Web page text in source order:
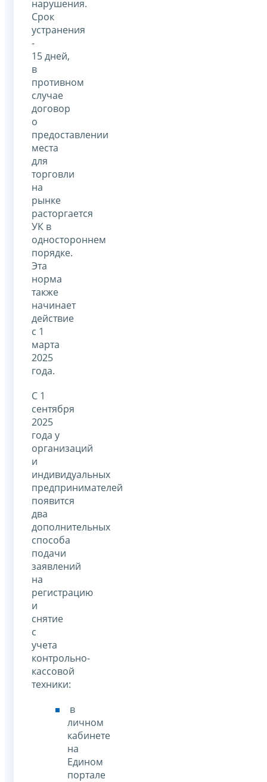
нарушения.
Срок
устранения
-
15 дней,
в
противном
случае
договор
о
предоставлении
места
для
торговли
на
рынке
расторгается
УК в
одностороннем
порядке.
Эта
норма
также
начинает
действие
с 1
марта
2025
года.
С 1
сентября
2025
года у
организаций
и
индивидуальных
предпринимателей
появится
два
дополнительных
способа
подачи
заявлений
на
регистрацию
и
снятие
с
учета
контрольно-
кассовой
техники:
в
личном
кабинете
на
Едином
портале